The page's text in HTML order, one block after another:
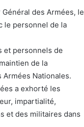
des Armées, le
le personnel de la
et personnels de
de la
Nationales.
a exhorté les
impartialité,
et des militaires dans